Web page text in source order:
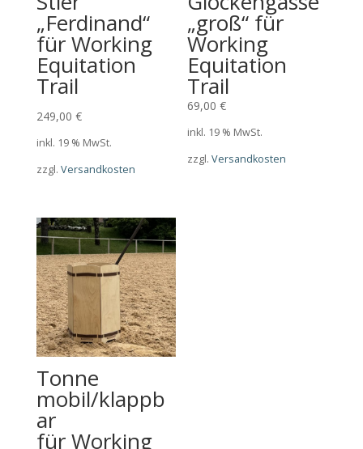
„Ferdinand“
für Working
Equitation
Trail
249,00 €
inkl. 19 % MwSt.
zzgl. Versandkosten
„groß“ für
Working
Equitation
Trail
69,00€
inkl. 19 % MwSt.
zzgl.Versandkosten
Tonne
mobil/klappb
ar
für Working